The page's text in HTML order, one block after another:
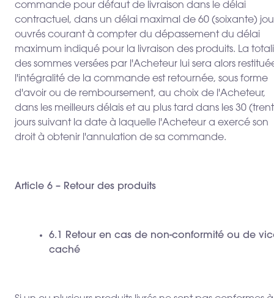
commande pour défaut de livraison dans le délai
contractuel, dans un délai maximal de 60 (soixante)
ouvrés courant à compter du dépassement du délai
maximum indiqué pour la livraison des produits. La
des sommes versées par l'Acheteur lui sera alors
l'intégralité de la commande est retournée, sous forme
d'avoir ou de remboursement, au choix de l'Acheteur,
dans les meilleurs délais et au plus tard dans les 30
jours suivant la date à laquelle l'Acheteur a exercé son
droit à obtenir l'annulation de sa commande.
Article 6 – Retour des produits
6.1 Retour en cas de non-conformité ou de
caché